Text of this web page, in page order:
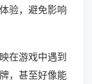
验，避免影响
在游戏中遇到
，甚至好像能